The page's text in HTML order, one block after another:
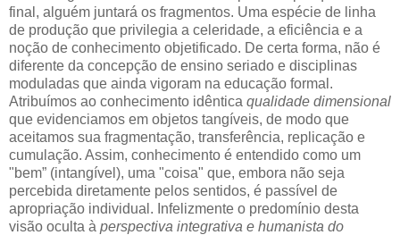
final, alguém juntará os fragmentos. Uma espécie de linha
de produção que privilegia a celeridade, a eficiência e a
noção de conhecimento objetificado. De certa forma, não é
diferente da concepção de ensino seriado e disciplinas
moduladas que ainda vigoram na educação formal.
Atribuímos ao conhecimento idêntica qualidade dimensional
que evidenciamos em objetos tangíveis, de modo que
aceitamos sua fragmentação, transferência, replicação e
cumulação. Assim, conhecimento é entendido como um
"bem” (intangível), uma "coisa" que, embora não seja
percebida diretamente pelos sentidos, é passível de
apropriação individual. Infelizmente o predomínio desta
visão oculta à perspectiva integrativa e humanista do